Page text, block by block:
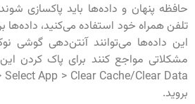
حافظه پنهان و داده‌ها باید پاکسازی
تلفن همراه‌ خود استفاده می‌کنید،
App > Clear Cache/Clear Data
بروید.